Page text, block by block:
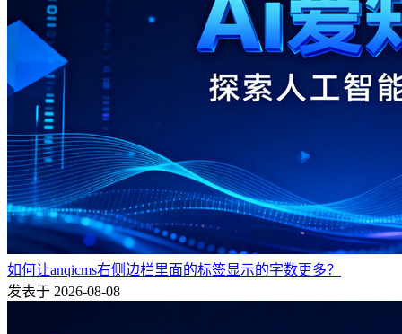
如何让anqicms右侧边栏里面的标签显示的字数更多？
发表于 2026-08-08